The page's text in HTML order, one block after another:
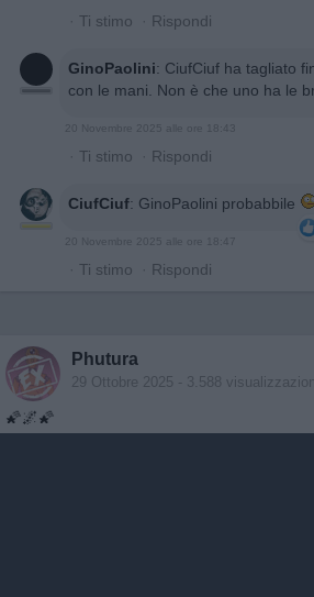
· Ti stimo · Rispondi
GinoPaolini: CiufCiuf ha tagliato
con le mani. Non è che uno ha le
20 Novembre 2025 alle ore 18:43
· Ti stimo · Rispondi
CiufCiuf: GinoPaolini probabbile
20 Novembre 2025 alle ore 18:47
· Ti stimo · Rispondi
Phutura
29 Ottobre 2025 - 3.588
🌠🌌🌠